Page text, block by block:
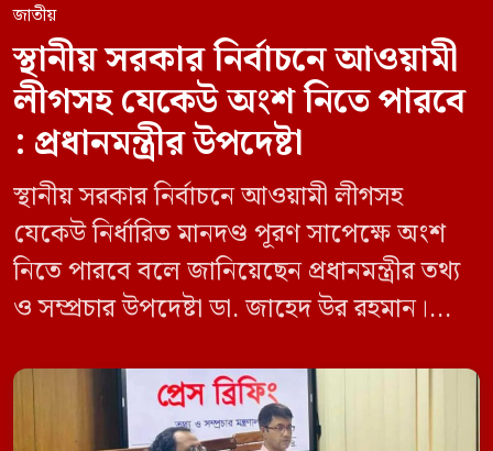
জাতীয়
স্থানীয় সরকার নির্বাচনে আওয়ামী
লীগসহ যেকেউ অংশ নিতে পারবে
: প্রধানমন্ত্রীর উপদেষ্টা
স্থানীয় সরকার নির্বাচনে আওয়ামী লীগসহ
যেকেউ নির্ধারিত মানদণ্ড পূরণ সাপেক্ষে অংশ
নিতে পারবে বলে জানিয়েছেন প্রধানমন্ত্রীর তথ্য
ও সম্প্রচার উপদেষ্টা ডা. জাহেদ উর রহমান।
সম্মেলন কক্ষে এক প্রেস ব্রিফিংয়ে সাংবাদিকদের
এক প্রশ্নের জবাবে তিনি এ কথা বলেন।